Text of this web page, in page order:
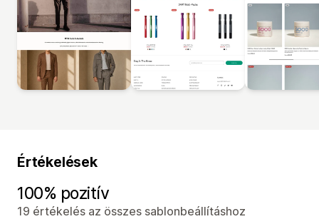
Értékelések
100% pozitív
19 értékelés az összes sablonbeállításhoz